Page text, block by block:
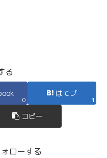
る
0
はてブ
1
コピー
ローする